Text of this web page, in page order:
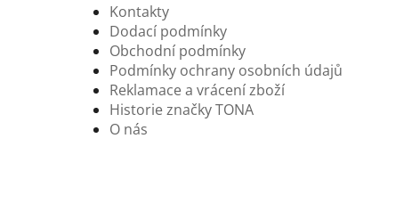
Kontakty
Dodací podmínky
Obchodní podmínky
Podmínky ochrany osobních údajů
Reklamace a vrácení zboží
Historie značky TONA
O nás